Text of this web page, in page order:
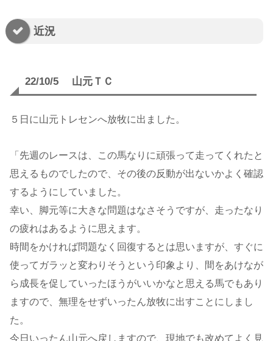
近況
22/10/5 山元ＴＣ
５日に山元トレセンへ放牧に出ました。
「先週のレースは、この馬なりに頑張って走ってくれたと
思えるものでしたので、その後の反動が出ないかよく確認
するようにしていました。
幸い、脚元等に大きな問題はなさそうですが、走ったなり
の疲れはあるように思えます。
時間をかければ問題なく回復するとは思いますが、すぐに
使ってガラッと変わりそうという印象より、間をあけなが
ら成長を促していったほうがいいかなと思える馬でもあり
ますので、無理をせずいったん放牧に出すことにしまし
た。
今日いったん山元へ戻しますので、現地でも改めてよく見